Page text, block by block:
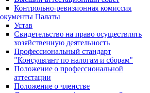
Контрольно-ревизионная комиссия
Палаты
Устав
Свидетельство на право осуществлять
хозяйственную деятельность
Профессиональный стандарт
"Консультант по налогам и сборам"
Положение о профессиональной
аттестации
Положение о членстве